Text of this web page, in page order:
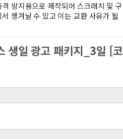
방지용으로 제작되어 스크래치 및 구
생겨날 수 있고 이는 교환 사유가 될
생일 광고 패키지_3일 [코